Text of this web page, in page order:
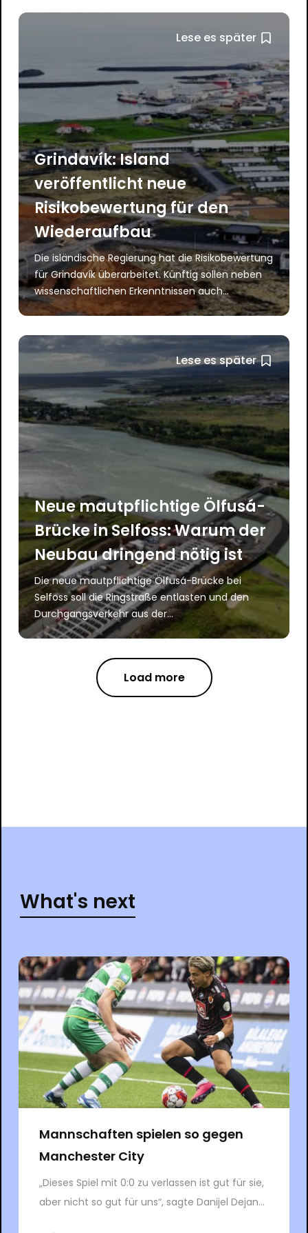
Lese es später
Grindavík: Island
veröffentlicht neue
Risikobewertung für den
Wiederaufbau
Die isländische Regierung hat die Risikobewertung
für Grindavík überarbeitet. Künftig sollen neben
wissenschaftlichen Erkenntnissen auch...
Lese es später
Neue mautpflichtige Ölfusá-
Brücke in Selfoss: Warum der
Neubau dringend nötig ist
Die neue mautpflichtige Ölfusá-Brücke bei
Selfoss soll die Ringstraße entlasten und den
Durchgangsverkehr aus der...
Load more
What's next
Mannschaften spielen so gegen
Manchester City
„Dieses Spiel mit 0:0 zu verlassen ist gut für sie,
aber nicht so gut für uns“, sagte Danijel Dejan...